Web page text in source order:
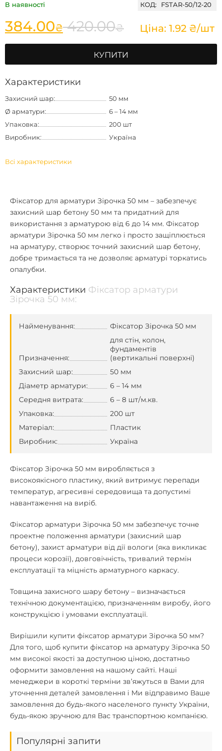
В наявності КОД: FSTAR-50/12-20
384.00₴ 420.00₴ Ціна: 1.92 ₴/шт
КУПИТИ
Характеристики
Захисний шар:
50 мм
Ø арматури:
6 – 14 мм
Упаковка:
200 шт
Виробник:
Україна
Всі характеристики
Фіксатор для арматури Зірочка 50 мм – забезпечує
захисний шар бетону 50 мм та придатний для
використання з арматурою від 6 до 14 мм. Фіксатор
арматури Зірочка 50 мм легко і просто защіплюється
на арматуру, створює точний захисний шар бетону,
добре тримається та не дозволяє арматурі торкатись
опалубки.
Характеристики Фіксатор арматури
Зірочка 50 мм:
Найменування: Фіксатор Зірочка 50 мм
Призначення:
для стін, колон,
фундаментів
(вертикальні поверхні)
Захисний шар:
50 мм
Діаметр арматури:
6 – 14 мм
Середня витрата:
6 – 8 шт/м.кв.
Упаковка:
200 шт
Матеріал:
Пластик
Виробник:
Україна
Фіксатор Зірочка 50 мм виробляється з
високоякісного пластику, який витримує перепади
температур, агресивні середовища та допустимі
навантаження на виріб.
Фіксатор арматури Зірочка 50 мм забезпечує точне
проектне положення арматури (захисний шар
бетону), захист арматури від дії вологи (яка викликає
процеси корозії), довговічність, тривалий термін
експлуатації та міцність арматурного каркасу.
Товщина захисного шару бетону – визначається
технічною документацією, призначенням виробу, його
конструкцією і умовами експлуатації.
Вирішили купити фіксатор арматури Зірочка 50 мм?
Для того, щоб купити фіксатор на арматуру Зірочка 50
мм високої якості за доступною ціною, достатньо
оформити замовлення на нашому сайті. Наші
менеджери в короткі терміни зв’яжуться в Вами для
уточнення деталей замовлення і Ми відправимо Ваше
замовлення до будь-якого населеного пункту України,
будь-якою зручною для Вас транспортною компанією.
Популярні запити